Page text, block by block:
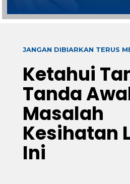
JANGAN DIBIARKAN TERUS
Ketahui
Tanda
Masalah
Kesihatan
Ini